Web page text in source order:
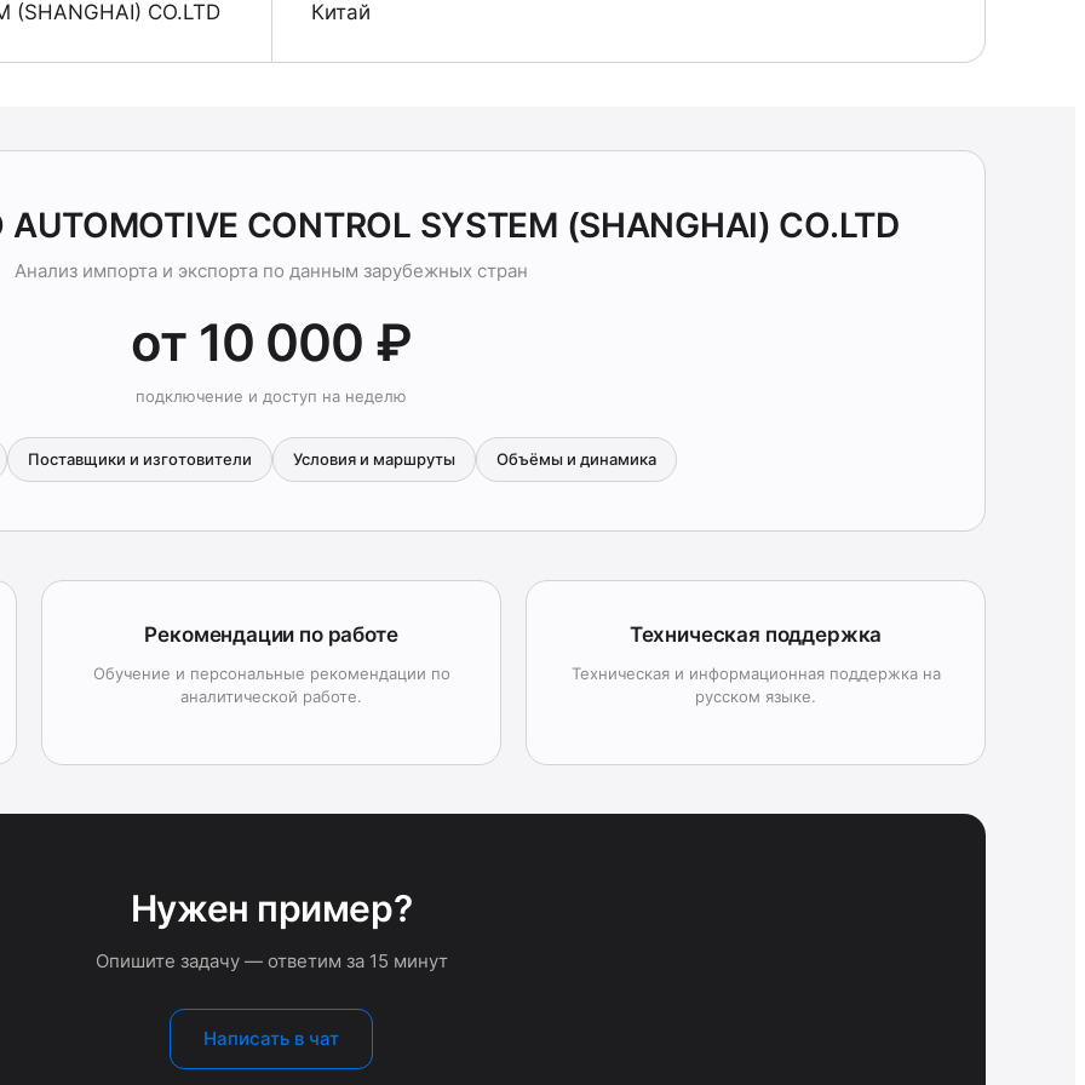
(SHANGHAI) CO.LTD Китай
CONTROL SYSTEM (SHANGHAI) CO.LTD
Анализ импорта и экспорта по данным зарубежных стран
от 10 000 ₽
подключение и доступ на неделю
Поставщики и изготовители Условия и маршруты Объёмы и динамика
Рекомендации по работе
Обучение и персональные рекомендации по
аналитической работе.
Техническая поддержка
Техническая и информационная поддержка на
русском языке.
Нужен пример?
Опишите задачу — ответим за 15 минут
Написать в чат